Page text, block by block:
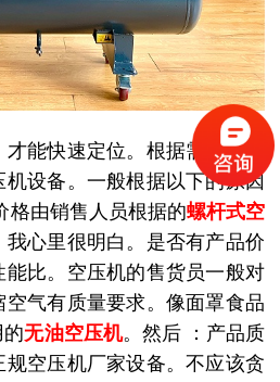
能快速定位。根据需求，选
设备。一般根据以下的原因
格由销售人员根据的螺杆式空
心里很明白。是否有产品价
比。空压机的售货员一般对
气有质量要求。像面罩食品
的无油空压机。 然后
：产品质
空压机厂家设备。不应该贪